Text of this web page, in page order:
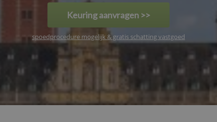
Keuring aanvragen >>
spoedprocedure mogelijk & gratis schatting vastgoed